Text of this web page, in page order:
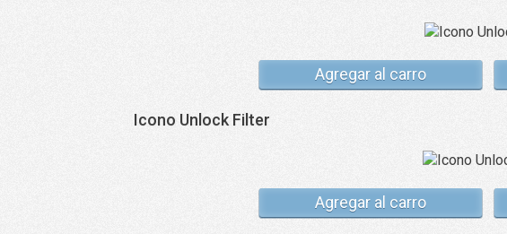
Agregar al carro
Icono Unlock Filter
Agregar al carro